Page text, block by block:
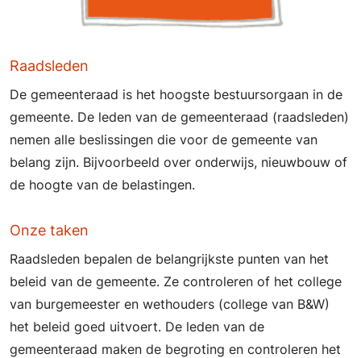
Raadsleden
De gemeenteraad is het hoogste bestuursorgaan in de
gemeente. De leden van de gemeenteraad (raadsleden)
nemen alle beslissingen die voor de gemeente van
belang zijn. Bijvoorbeeld over onderwijs, nieuwbouw of
de hoogte van de belastingen.
Onze taken
Raadsleden bepalen de belangrijkste punten van het
beleid van de gemeente. Ze controleren of het college
van burgemeester en wethouders (college van B&W)
het beleid goed uitvoert. De leden van de
gemeenteraad maken de begroting en controleren het